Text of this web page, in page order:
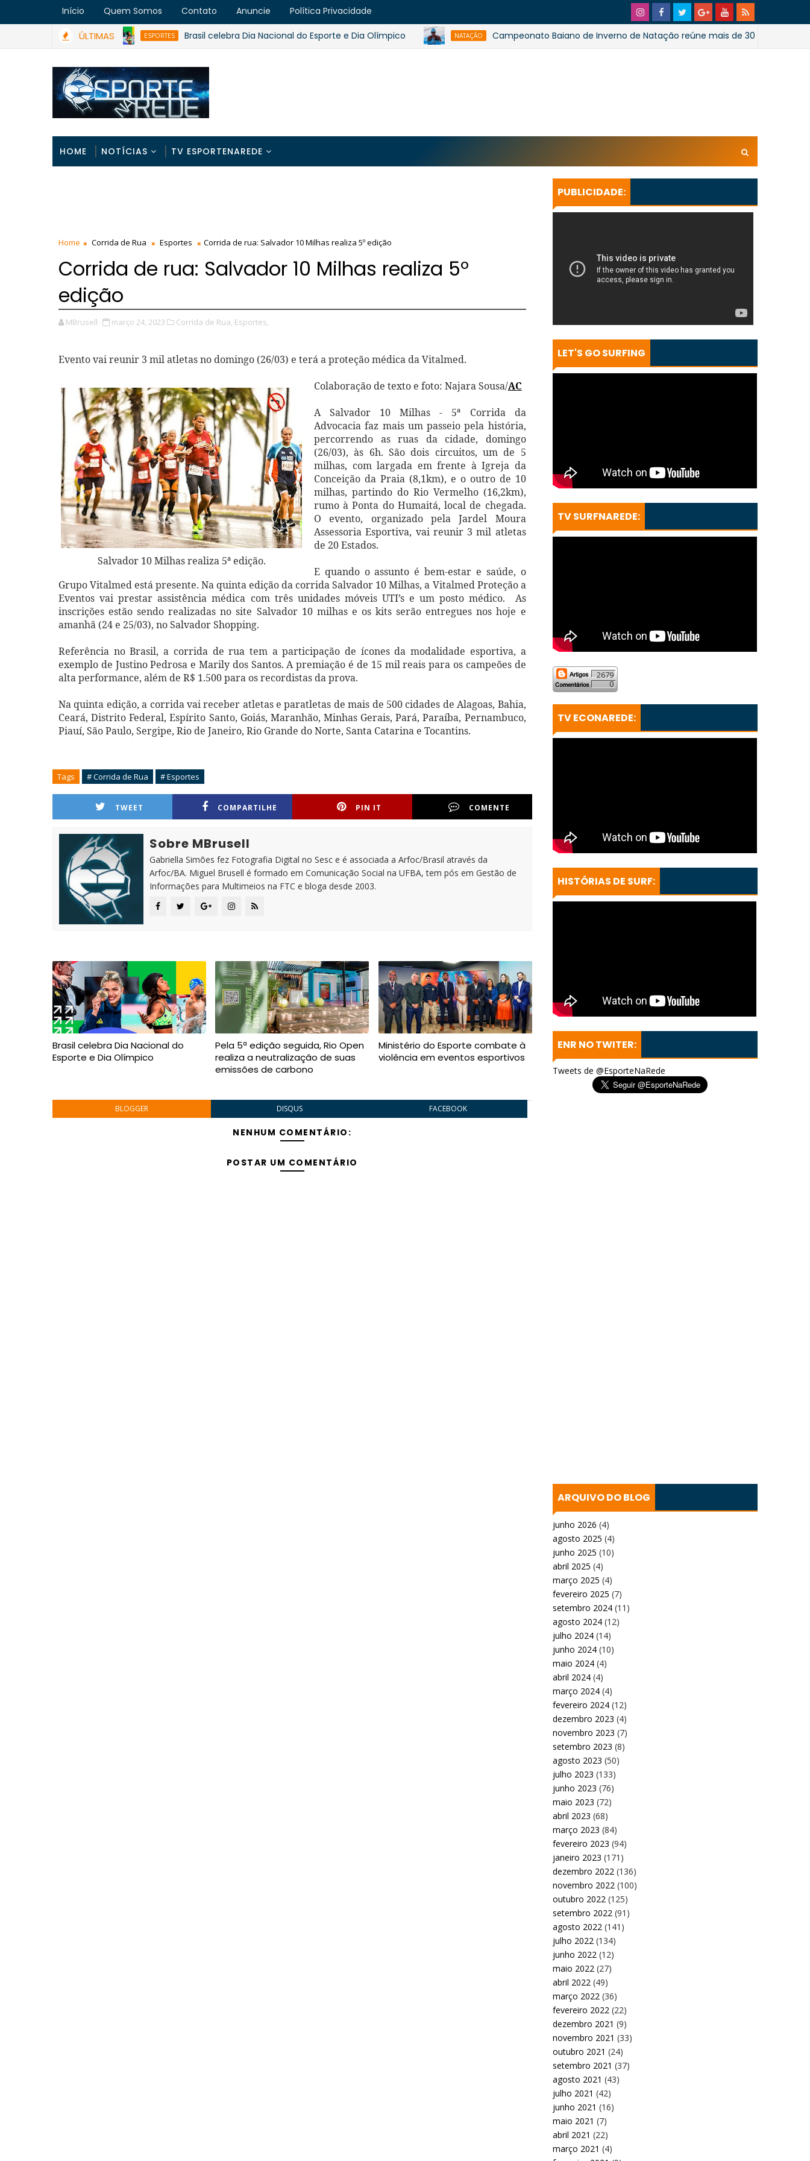
Início Quem Somos Contato Anuncie Política Privacidade
ÚLTIMAS ESPORTES Brasil celebra Dia Nacional do Esporte e Dia Olímpico NATAÇÃO Campeonato Baiano de Inverno de Natação reúne mais de 300 atletas em
HOME NOTÍCIAS TV ESPORTENAREDE
Home Corrida de Rua Esportes Corrida de rua: Salvador 10 Milhas realiza 5º edição
Corrida de rua: Salvador 10 Milhas realiza 5º
edição
MBrusell março 24, 2023 Corrida de Rua, Esportes,
Evento vai reunir 3 mil atletas no domingo (26/03) e terá a proteção médica da Vitalmed.
Salvador 10 Milhas realiza 5ª edição.
Colaboração de texto e foto: Najara Sousa/AC
A Salvador 10 Milhas - 5ª Corrida da
Advocacia faz mais um passeio pela história,
percorrendo as ruas da cidade, domingo
(26/03), às 6h. São dois circuitos, um de 5
milhas, com largada em frente à Igreja da
Conceição da Praia (8,1km), e o outro de 10
milhas, partindo do Rio Vermelho (16,2km),
rumo à Ponta do Humaitá, local de chegada.
O evento, organizado pela Jardel Moura
Assessoria Esportiva, vai reunir 3 mil atletas
de 20 Estados.
E quando o assunto é bem-estar e saúde, o
Grupo Vitalmed está presente. Na quinta edição da corrida Salvador 10 Milhas, a Vitalmed Proteção a
Eventos vai prestar assistência médica com três unidades móveis UTI’s e um posto médico.
As
inscrições estão sendo realizadas no site Salvador 10 milhas e os kits serão entregues nos hoje e
amanhã (24 e 25/03), no Salvador Shopping.
Referência no Brasil, a corrida de rua tem a participação de ícones da modalidade esportiva, a
exemplo de Justino Pedrosa e Marily dos Santos. A premiação é de 15 mil reais para os campeões de
alta performance, além de R$ 1.500 para os recordistas da prova.
Na quinta edição, a corrida vai receber atletas e paratletas de mais de 500 cidades de Alagoas, Bahia,
Ceará, Distrito Federal, Espírito Santo, Goiás, Maranhão, Minhas Gerais, Pará, Paraíba, Pernambuco,
Piauí, São Paulo, Sergipe, Rio de Janeiro, Rio Grande do Norte, Santa Catarina e Tocantins.
Tags # Corrida de Rua # Esportes
TWEET COMPARTILHE PIN IT COMENTE
Sobre MBrusell
Gabriella Simões fez Fotografia Digital no Sesc e é associada a Arfoc/Brasil através da
Arfoc/BA. Miguel Brusell é formado em Comunicação Social na UFBA, tem pós em Gestão de
Informações para Multimeios na FTC e bloga desde 2003.
Brasil celebra Dia Nacional do
Esporte e Dia Olímpico
Pela 5ª edição seguida, Rio Open
realiza a neutralização de suas
emissões de carbono
Ministério do Esporte combate à
violência em eventos esportivos
BLOGGER DISQUS FACEBOOK
NENHUM COMENTÁRIO:
POSTAR UM COMENTÁRIO
PUBLICIDADE:
LET'S GO SURFING
TV SURFNAREDE:
2679
0
TV ECONAREDE:
HISTÓRIAS DE SURF:
ENR NO TWITER:
Tweets de @EsporteNaRede
ARQUIVO DO BLOG
junho 2026 (4)
agosto 2025 (4)
junho 2025 (10)
abril 2025 (4)
março 2025 (4)
fevereiro 2025 (7)
setembro 2024 (11)
agosto 2024 (12)
julho 2024 (14)
junho 2024 (10)
maio 2024 (4)
abril 2024 (4)
março 2024 (4)
fevereiro 2024 (12)
dezembro 2023 (4)
novembro 2023 (7)
setembro 2023 (8)
agosto 2023 (50)
julho 2023 (133)
junho 2023 (76)
maio 2023 (72)
abril 2023 (68)
março 2023 (84)
fevereiro 2023 (94)
janeiro 2023 (171)
dezembro 2022 (136)
novembro 2022 (100)
outubro 2022 (125)
setembro 2022 (91)
agosto 2022 (141)
julho 2022 (134)
junho 2022 (12)
maio 2022 (27)
abril 2022 (49)
março 2022 (36)
fevereiro 2022 (22)
dezembro 2021 (9)
novembro 2021 (33)
outubro 2021 (24)
setembro 2021 (37)
agosto 2021 (43)
julho 2021 (42)
junho 2021 (16)
maio 2021 (7)
abril 2021 (22)
março 2021 (4)